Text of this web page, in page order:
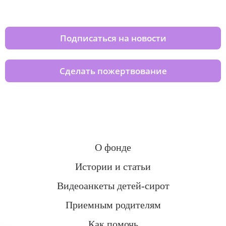
Подписаться на новости
Сделать пожертвование
О фонде
Истории и статьи
Видеоанкеты детей-сирот
Приемным родителям